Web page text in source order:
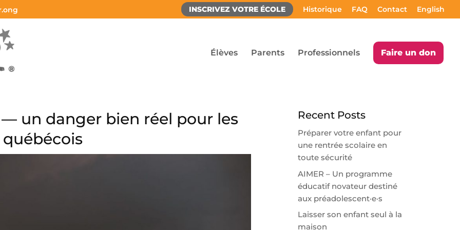
INSCRIVEZ VOTRE ÉCOLE Historique FAQ Contact English
Élèves Parents Professionnels Faire un don
— un danger bien réel pour les
Recent Posts
Préparer votre enfant pour
une rentrée scolaire en
toute sécurité
AIMER – Un programme
éducatif novateur destiné
aux préadolescent·e·s
Laisser son enfant seul à la
maison